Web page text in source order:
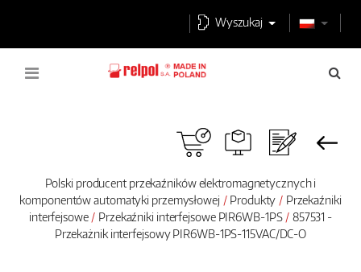
Wyszukaj
Polski producent przekaźników elektromagnetycznych i
komponentów automatyki przemysłowej
Produkty
Przekaźniki
interfejsowe
Przekaźniki interfejsowe PIR6WB-1PS
857531 -
Przekażnik interfejsowy PIR6WB-1PS-115VAC/DC-O